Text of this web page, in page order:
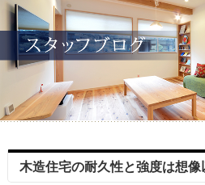
木造住宅の耐久性と強度は想像